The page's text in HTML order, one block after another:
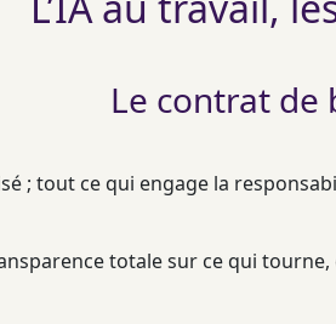
Le contrat de
; tout ce qui engage la
totale sur ce qui